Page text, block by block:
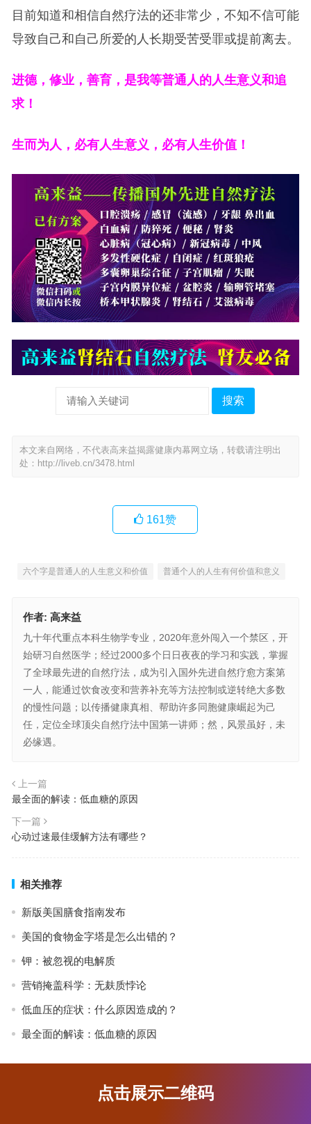
目前知道和相信自然疗法的还非常少，不知不信可能
导致自己和自己所爱的人长期受苦受罪或提前离去。
进德，修业，善育，是我等普通人的人生意义和追
求！
生而为人，必有人生意义，必有人生价值！
搜索
本文来自网络，不代表高来益揭露健康内幕网立场，转载请注明出
处： http://liveb.cn/3478.html
161赞
六个字是普通人的人生意义和价值 普通个人的人生有何价值和意义
作者: 高来益
九十年代重点本科生物学专业，2020年意外闯入一个禁区，开
始研习自然医学；经过2000多个日日夜夜的学习和实践，掌握
了全球最先进的自然疗法，成为引入国外先进自然疗愈方案第
一人，能通过饮食改变和营养补充等方法控制或逆转绝大多数
的慢性问题；以传播健康真相、帮助许多同胞健康崛起为己
任，定位全球顶尖自然疗法中国第一讲师；然，风景虽好，未
必缘遇。
上一篇
最全面的解读：低血糖的原因
下一篇
心动过速最佳缓解方法有哪些？
相关推荐
新版美国膳食指南发布
美国的食物金字塔是怎么出错的？
钾：被忽视的电解质
营销掩盖科学：无麸质悖论
低血压的症状：什么原因造成的？
最全面的解读：低血糖的原因
点击展示二维码